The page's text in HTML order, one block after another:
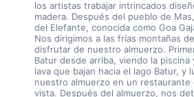
los artistas trabajar intrincados
madera. Después del pueblo de
del Elefante, conocida como Goa
Nos dirigimos a las frías montañas
disfrutar de nuestro almuerzo.
Batur desde arriba, viendo la
lava que bajan hacia el lago Batur, y
nuestro almuerzo en un restaurante
vista. Después del almuerzo, nos